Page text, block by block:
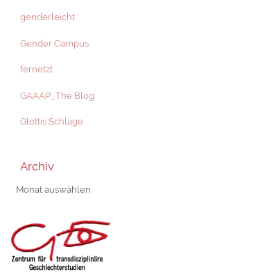
genderleicht
Gender Campus
fernetzt
GAAAP_The Blog
Glottis Schläge
Archiv
Archiv